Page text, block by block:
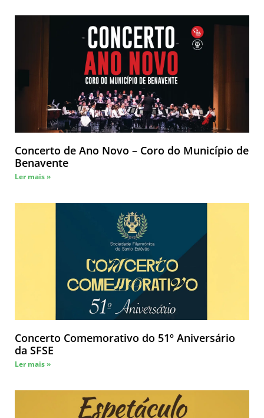
Concerto de Ano Novo – Coro do Município de
Benavente
Ler mais »
Concerto Comemorativo do 51º Aniversário
da SFSE
Ler mais »